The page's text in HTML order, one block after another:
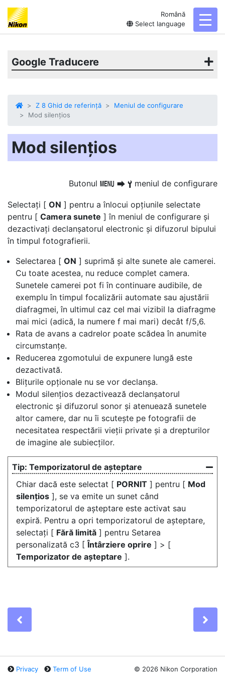
Română
Select language
Google Traducere
Z 8 Ghid de referință
Meniul de configurare
Mod silențios
Mod silențios
Butonul G U B meniul de configurare
Selectați [ ON ] pentru a înlocui opțiunile selectate
pentru [ Camera sunete ] în meniul de configurare și
dezactivați declanșatorul electronic și difuzorul bipului
în timpul fotografierii.
Selectarea [ ON ] suprimă și alte sunete ale camerei.
Cu toate acestea, nu reduce complet camera.
Sunetele camerei pot fi în continuare audibile, de
exemplu în timpul focalizării automate sau ajustării
diafragmei, în ultimul caz cel mai vizibil la diafragme
mai mici (adică, la numere f mai mari) decât f/5,6.
Rata de avans a cadrelor poate scădea în anumite
circumstanțe.
Reducerea zgomotului de expunere lungă este
dezactivată.
Blițurile opționale nu se vor declanșa.
Modul silențios dezactivează declanșatorul
electronic și difuzorul sonor și atenuează sunetele
altor camere, dar nu îi scutește pe fotografii de
necesitatea respectării vieții private și a drepturilor
de imagine ale subiecților.
Temporizatorul de așteptare
Chiar dacă este selectat [ PORNIT ] pentru [ Mod
silențios ], se va emite un sunet când
temporizatorul de așteptare este activat sau
expiră. Pentru a opri temporizatorul de așteptare,
selectați [ Fără limită ] pentru Setarea
personalizată c3 [Întârziere oprire ] > [
Temporizator de așteptare ].
Privacy Term of Use © 2026 Nikon Corporation